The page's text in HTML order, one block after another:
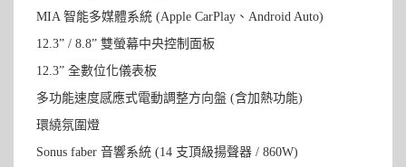
MIA 智能多媒體系統 (Apple CarPlay、Android Auto)
12.3” / 8.8” 雙螢幕中央控制面板
12.3” 全數位化儀表板
多功能速度感應式電動調整方向盤 (含加熱功能)
環繞氛圍燈
Sonus faber 音響系統 (14 支頂級揚聲器 / 860W)